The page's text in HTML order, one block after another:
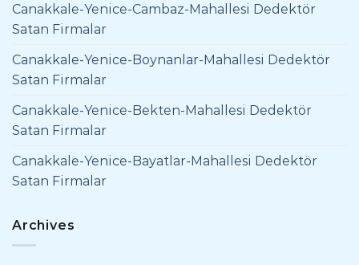
Canakkale-Yenice-Cambaz-Mahallesi Dedektör
Satan Firmalar
Canakkale-Yenice-Boynanlar-Mahallesi Dedektör
Satan Firmalar
Canakkale-Yenice-Bekten-Mahallesi Dedektör
Satan Firmalar
Canakkale-Yenice-Bayatlar-Mahallesi Dedektör
Satan Firmalar
Archives